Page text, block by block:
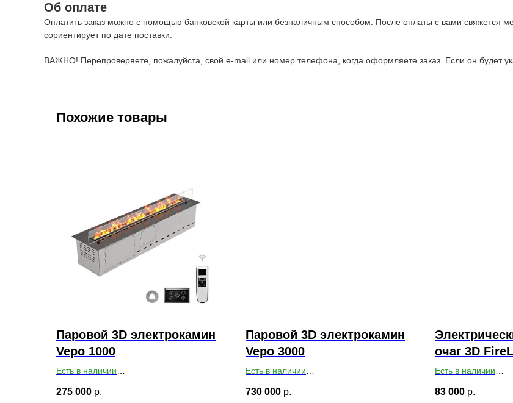
Об оплате
Оплатить заказ можно с помощью банковской карты или безналичным способом. После оплаты с вами свяжется
сориентирует по дате поставки.
ВАЖНО! Перепроверяете, пожалуйста, свой e-mail или номер телефона, когда оформляете заказ. Если он будет
Похожие товары
Паровой 3D электрокамин
Vepo 1000
Есть в наличии
275 000 р.
Паровой 3D электрокамин
Vepo 3000
Есть в наличии
730 000 р.
очаг 3D
Есть в наличии
83 000 р.